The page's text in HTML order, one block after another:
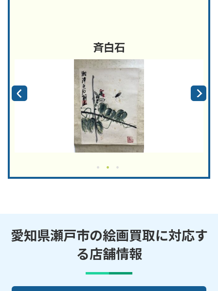
斉白石
愛知県瀬戸市の絵画買取に対応す
る店舗情報